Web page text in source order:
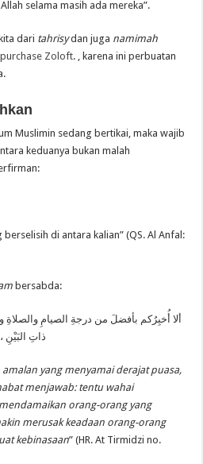
selama masih ada mereka”.
dari tahrisydan juga namimah
,purchase Zoloft. , karena ini perbuatan
Muslimin sedang bertikai, maka wajib
keduanya bukan malah
di antara kalian” (QS. Al Anfal:
bersabda:
ألا أُخبِرُكم بأفضلَ من درجةِ الصيامِ والصلاةِ
ذاتِ البَيْنِ
yang menyamai derajat puasa,
menjawab: tentu wahai
orang-orang yang
merusak keadaan orang-orang
kebinasaan” (HR. At Tirmidzi no.